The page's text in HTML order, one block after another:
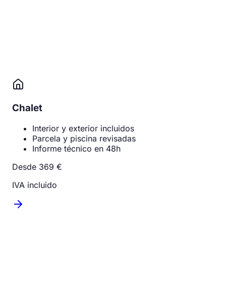
Chalet
Interior y exterior incluidos
Parcela y piscina revisadas
Informe técnico en 48h
Desde 369 €
IVA incluido